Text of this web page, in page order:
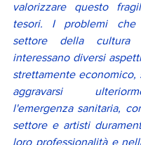
valorizzare questo
tesori. I problemi che
settore della cultura
interessano diversi
strettamente economico,
aggravarsi
l'emergenza sanitaria,
settore e artisti
loro professionalità e